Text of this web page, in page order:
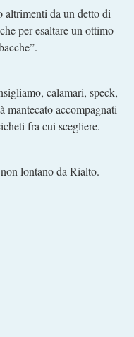
altrimenti da un detto di
per esaltare un ottimo
calamari, speck,
mantecato accompagnati
fra cui scegliere.
lontano da Rialto.